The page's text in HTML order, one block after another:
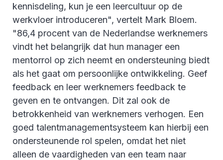
kennisdeling, kun je een leercultuur op de
werkvloer introduceren", vertelt Mark Bloem.
"86,4 procent van de Nederlandse werknemers
vindt het belangrijk dat hun manager een
mentorrol op zich neemt en ondersteuning biedt
als het gaat om persoonlijke ontwikkeling. Geef
feedback en leer werknemers feedback te
geven en te ontvangen. Dit zal ook de
betrokkenheid van werknemers verhogen. Een
goed talentmanagementsysteem kan hierbij een
ondersteunende rol spelen, omdat het niet
alleen de vaardigheden van een team naar